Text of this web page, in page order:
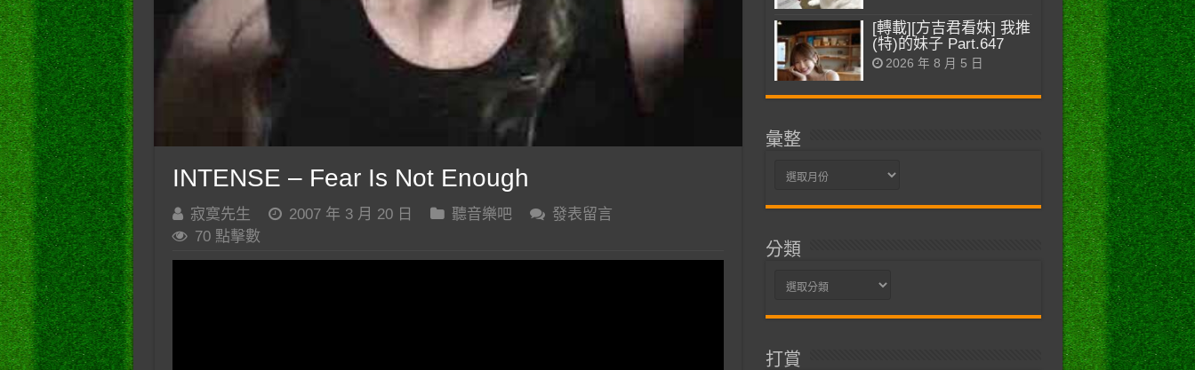
INTENSE – Fear Is Not Enough
寂寞先生 2007 年 3 月 20 日 聽音樂吧
發表留言
70 點擊數
[轉載][方吉君看妹] 我推
(特)的妹子 Part.647
2026 年 8 月 5 日
彙整
彙
分類
分
打賞